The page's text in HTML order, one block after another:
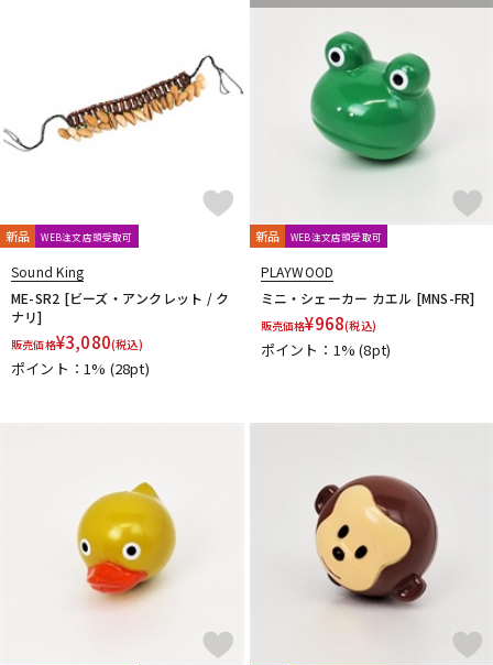
新品 WEB注文店頭受取可
Sound King
ME-SR2 [ビーズ・アンクレット / ク
ナリ]
販売価格¥3,080(税込)
ポイント：1% (28pt)
新品 WEB注文店頭受取可
PLAYWOOD
ミニ・シェーカー カエル [MNS-FR]
販売価格¥968(税込)
ポイント：1%(8pt)